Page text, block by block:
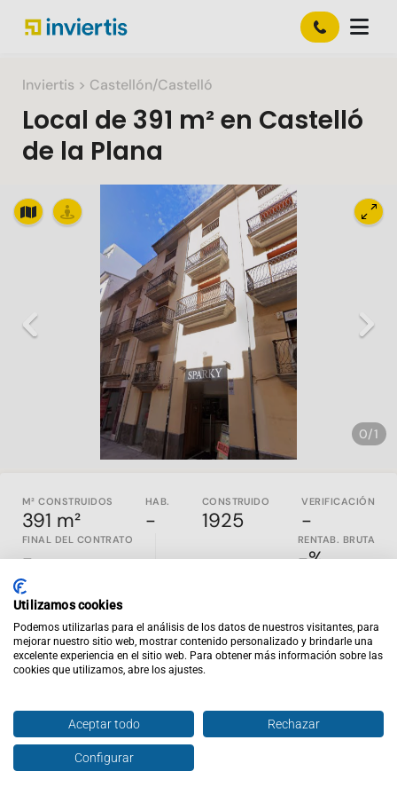
Inviertis > Castellón/Castelló
Local de 391 m² en Castelló
de la Plana
0/1
Previous Next
M² CONSTRUIDOS
391 m²
HAB.
-
CONSTRUIDO
1925
VERIFICACIÓN
-
FINAL DEL CONTRATO
-
RENTAB. BRUTA
-%
SOLO INVERSORES - INMUEBLE SIN INQUILINO
Propiedad sin inquilino construida en 1925 en Castello de la
plana, Castellón. Es un local en la primera planta que cuenta
con 340m2 útiles compuesta de tres naves, plata baja,
entresuelo , dos pisos y desvanes, 2 baños.
inviertispro.compuedes ver y comparar inmuebles en
rentabilidad en todo el país. Todos los activos publicados
son en EXCLUSIVA y están alquilados y al día de pago. Si
entras en la web tendrás acceso al contrato de alquiler
Enviar oferta
Utilizamos cookies
Podemos utilizarlas para el análisis de los datos de nuestros visitantes, para
mejorar nuestro sitio web, mostrar contenido personalizado y brindarle una
excelente experiencia en el sitio web. Para obtener más información sobre las
cookies que utilizamos, abre los ajustes.
Aceptar todo Rechazar
Configurar